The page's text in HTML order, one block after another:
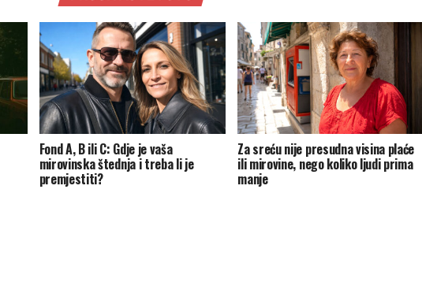
Fond A, B ili C: Gdje je vaša
mirovinska štednja i treba li je
premjestiti?
Za sreću nije presudna visina plaće
ili mirovine, nego koliko ljudi prima
manje